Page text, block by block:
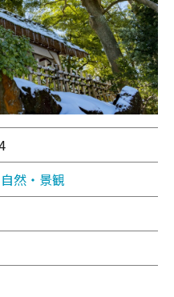
自然・景観